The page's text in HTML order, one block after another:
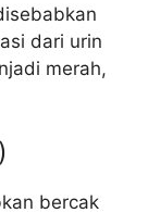
dari urin
merah,
bercak